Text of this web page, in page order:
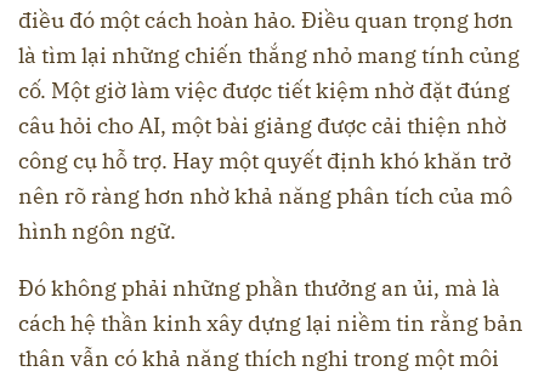
điều đó một cách hoàn hảo. Điều quan trọng hơn
là tìm lại những chiến thắng nhỏ mang tính củng
cố. Một giờ làm việc được tiết kiệm nhờ đặt đúng
câu hỏi cho AI, một bài giảng được cải thiện nhờ
công cụ hỗ trợ. Hay một quyết định khó khăn trở
nên rõ ràng hơn nhờ khả năng phân tích của mô
hình ngôn ngữ.
Đó không phải những phần thưởng an ủi, mà là
cách hệ thần kinh xây dựng lại niềm tin rằng bản
thân vẫn có khả năng thích nghi trong một môi